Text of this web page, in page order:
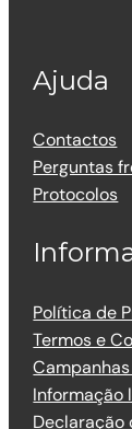
Ajuda
Contactos
Perguntas
Protocolos
Política de
Termos e
Informação
Declaração